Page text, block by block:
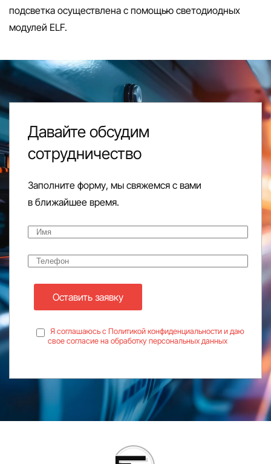
подсветка осуществлена с помощью светодиодных
модулей ELF.
Давайте обсудим
сотрудничество
Заполните форму, мы свяжемся с вами
в ближайшее время.
Оставить заявку
Я соглашаюсь с Политикой конфиденциальности и даю
свое согласие на обработку персональных данных